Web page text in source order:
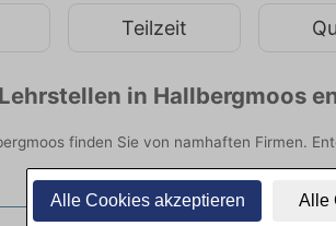
Alle Cookies akzeptieren Alle
Teilzeit
in Hallbergmoos
finden Sie von namhaften Firmen.